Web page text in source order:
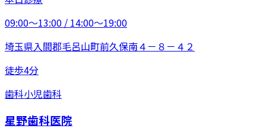
09:00〜13:00 / 14:00〜19:00
埼玉県入間郡毛呂山町前久保南４－８－４２
徒歩4分
歯科小児歯科
星野歯科医院